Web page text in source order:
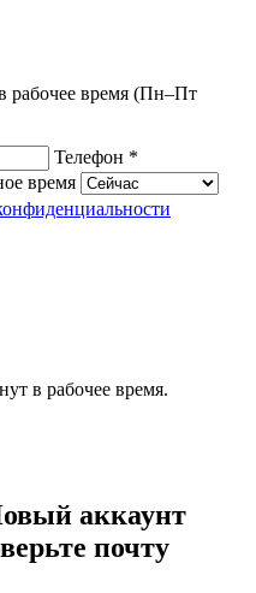
рабочее время (Пн–Пт
Телефон *
время
в рабочее время.
аккаунт
почту